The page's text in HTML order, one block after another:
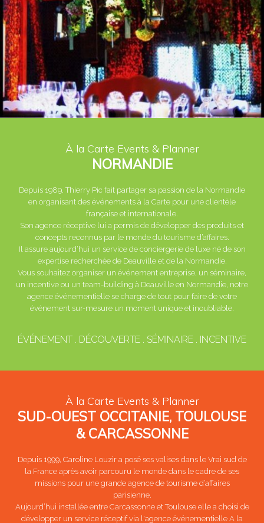
À la Carte Events & Planner
NORMANDIE
Depuis 1989, Thierry Pic fait partager sa passion de la Normandie
en organisant des événements à la Carte pour une clientèle
française et internationale.
Son agence réceptive lui a permis de développer des produits et
concepts reconnus par le monde du tourisme d’affaires.
Il assure aujourd’hui un service de conciergerie de luxe né de son
expertise recherchée de Deauville et de la Normandie.
Vous souhaitez organiser un événement entreprise, un séminaire,
un incentive ou un team-building à Deauville en Normandie, notre
agence événementielle se charge de tout pour faire de votre
événement sur-mesure un moment unique et inoubliable.
ÉVÉNEMENT DÉCOUVERTE SÉMINAIRE INCENTIVE
À la Carte Events & Planner
SUD-OUEST OCCITANIE, TOULOUSE
& CARCASSONNE
Depuis 1999, Caroline Louzir a posé ses valises dans le Vrai sud de
la France après avoir parcouru le monde dans le cadre de ses
missions pour une grande agence de tourisme d’affaires
parisienne.
Aujourd’hui installée entre Carcassonne et Toulouse elle a choisi de
développer un service réceptif via l'agence événementielle A la